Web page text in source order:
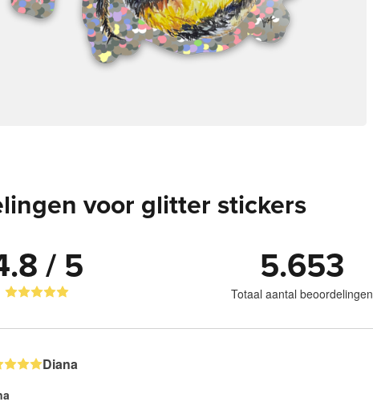
voor glitter stickers
/ 5 5.653
Totaal aantal beoordelingen
Diana